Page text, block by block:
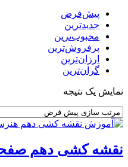
پیش‌فرض
جدیدترین
محبوب‌ترین
پرفروش‌ترین
ارزان‌ترین
گران‌ترین
نمایش یک نتیجه
نقشه کشی دهم صفحه ۱۷۰ شکل